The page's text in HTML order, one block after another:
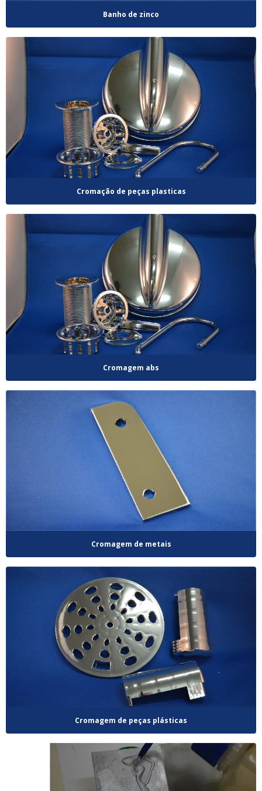
Banho de zinco
Cromação de peças plasticas
Cromagem abs
Cromagem de metais
Cromagem de peças plásticas